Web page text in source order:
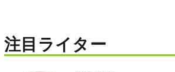
注目ライター